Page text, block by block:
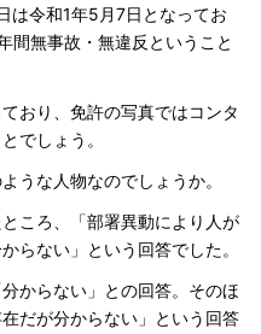
は令和1年5月7日となってお
間無事故・無違反ということ
おり、免許の写真ではコンタ
でしょう。
うな人物なのでしょうか。
ころ、「部署異動により人が
らない」という回答でした。
からない」との回答。そのほ
だが分からない」という回答